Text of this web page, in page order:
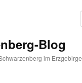
Blog
im Erzgebirge